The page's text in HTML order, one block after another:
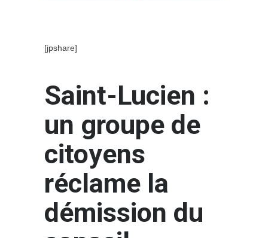
[jpshare]
Saint-Lucien :
un groupe de
citoyens
réclame la
démission du